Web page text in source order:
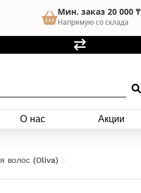
Мин. заказ 20 000 ₸
Напрямую со склада
О нас Акции
волос (Oliva)